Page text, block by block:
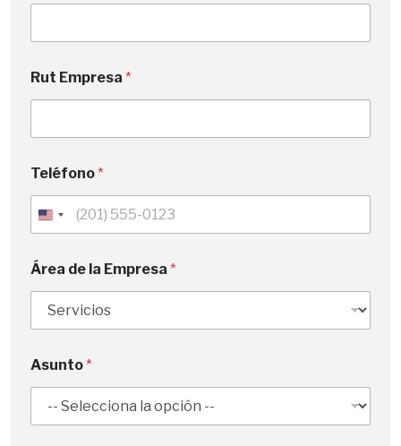
Rut Empresa *
Teléfono*
U
i
e
d
t
a
t
Área de la Empresa *
Asunto*